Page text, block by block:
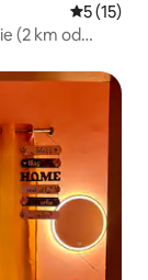
Średnia
5 (15)
(2 km od